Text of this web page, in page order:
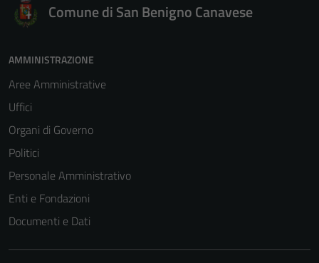
Comune di San Benigno Canavese
AMMINISTRAZIONE
Aree Amministrative
Uffici
Organi di Governo
Politici
Personale Amministrativo
Enti e Fondazioni
Documenti e Dati